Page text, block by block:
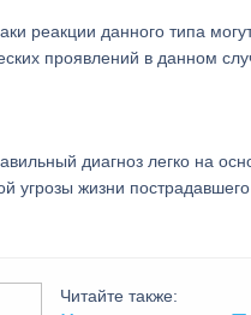
реакции данного типа
проявлений в данном
диагноз легко на
угрозы жизни
Читайте также: